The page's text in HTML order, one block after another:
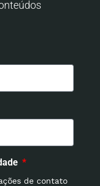
de contato